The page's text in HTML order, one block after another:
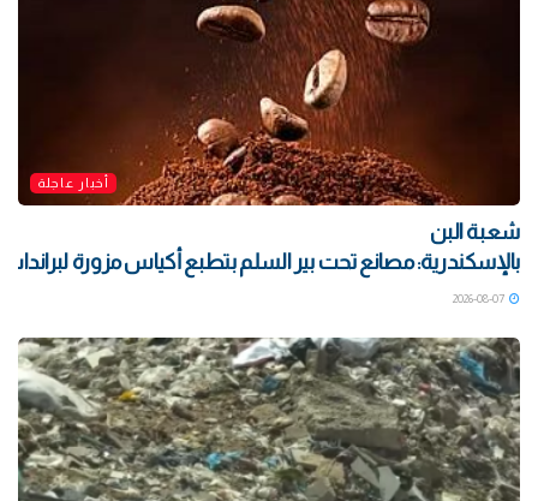
أخبار عاجلة
شعبة البن
بالإسكندرية: مصانع تحت بير السلم بتطبع أكياس مزورة لبراندات